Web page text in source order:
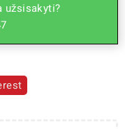
užsisakyti?